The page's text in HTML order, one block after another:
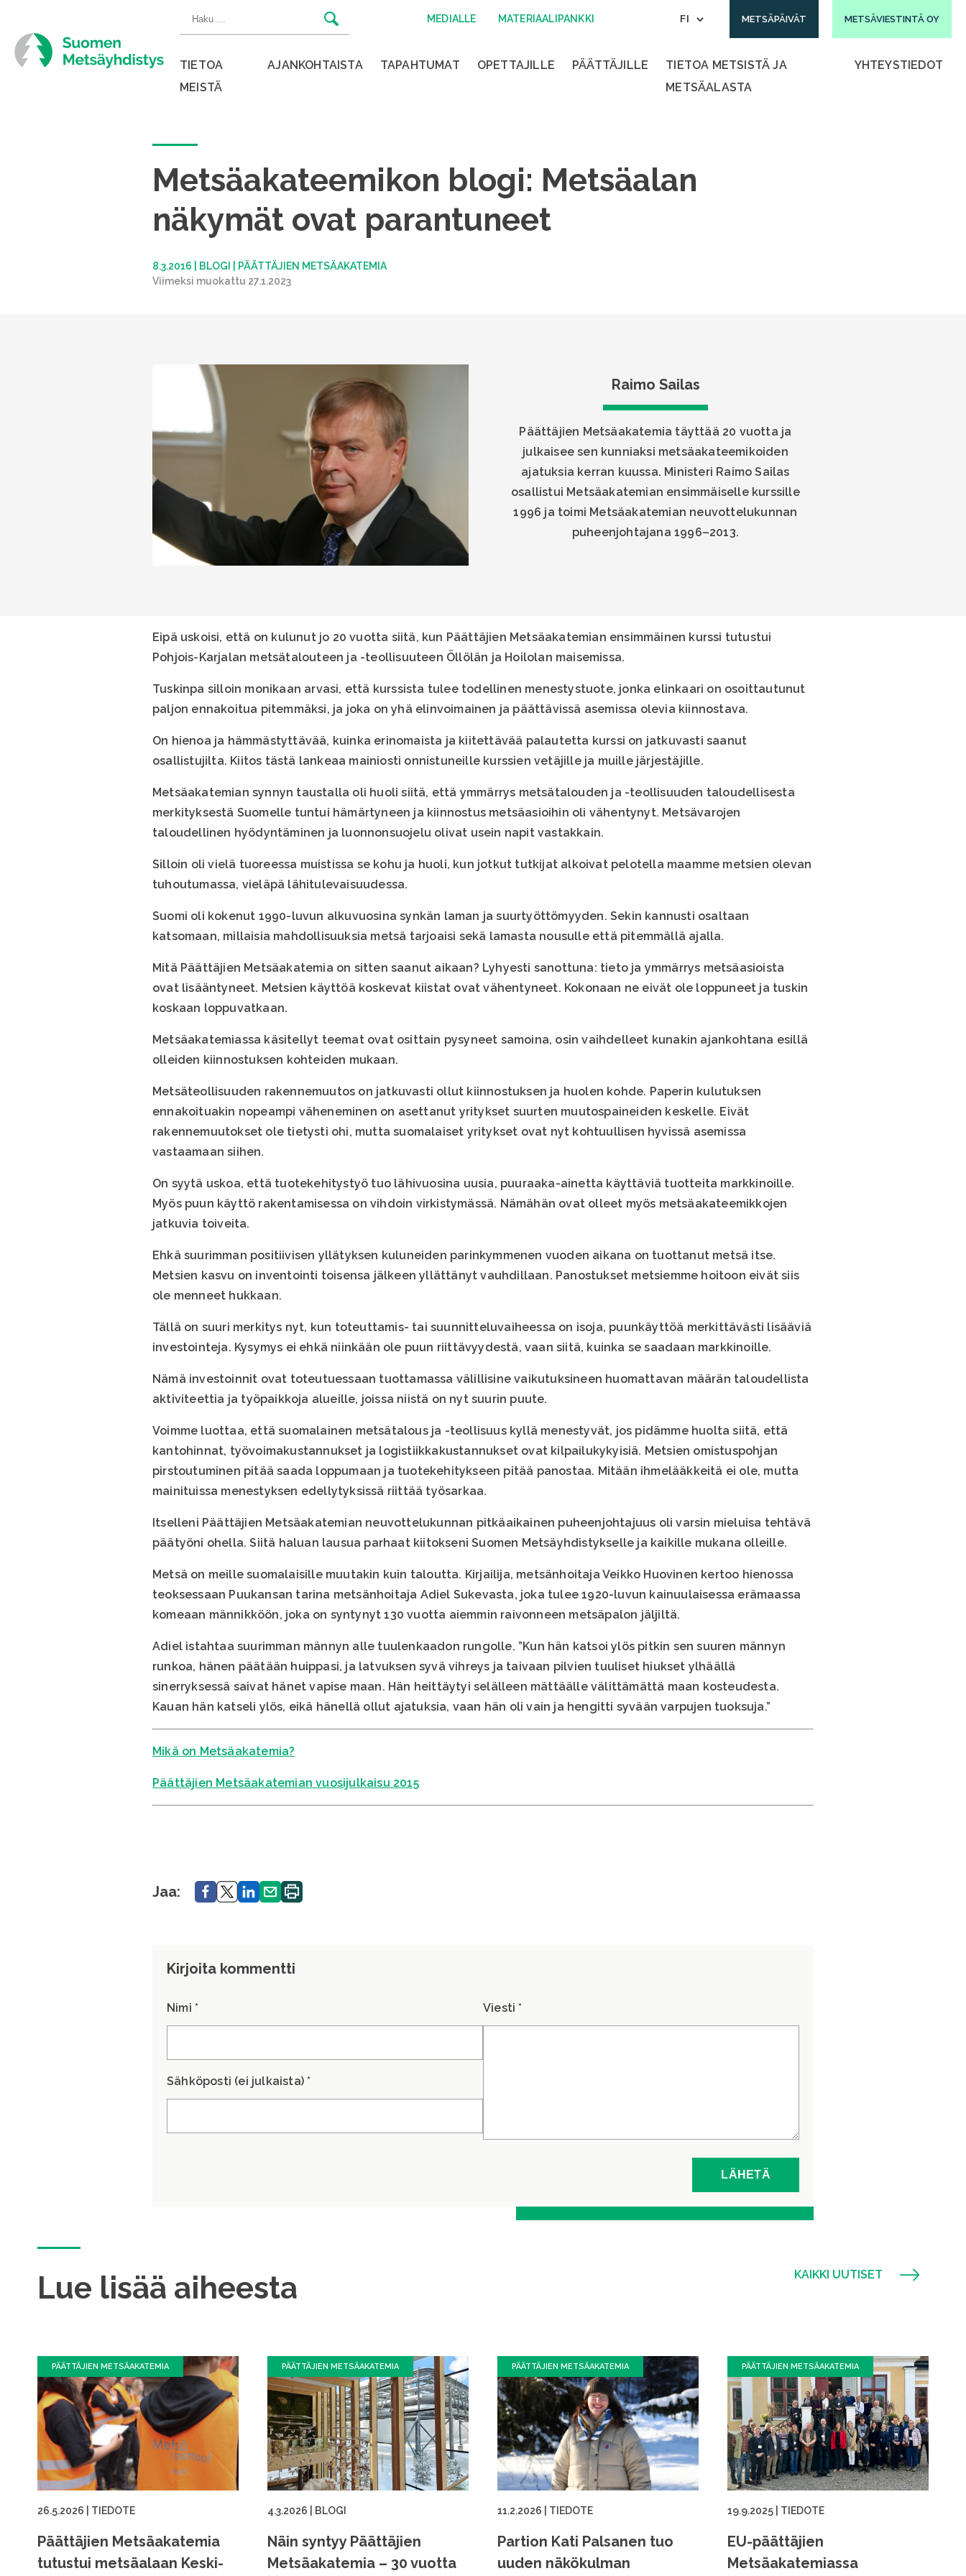
sisältöön
Haku: MEDIALLE MATERIAALIPANKKI METSÄPÄIVÄT METSÄVIESTINTÄ OY
TIETOA
MEISTÄ
AJANKOHTAISTA TAPAHTUMAT OPETTAJILLE PÄÄTTÄJILLE
TIETOA METSISTÄ JA
METSÄALASTA
YHTEYSTIEDOT
Metsäakateemikon blogi: Metsäalan
näkymät ovat parantuneet
8.3.2016 BLOGI
PÄÄTTÄJIEN METSÄAKATEMIA
Viimeksi muokattu 27.1.2023
Raimo Sailas
Päättäjien Metsäakatemia täyttää 20 vuotta ja
julkaisee sen kunniaksi metsäakateemikoiden
ajatuksia kerran kuussa. Ministeri Raimo Sailas
osallistui Metsäakatemian ensimmäiselle kurssille
1996 ja toimi Metsäakatemian neuvottelukunnan
puheenjohtajana 1996–2013.
Eipä uskoisi, että on kulunut jo 20 vuotta siitä, kun Päättäjien Metsäakatemian ensimmäinen kurssi tutustui
Pohjois-Karjalan metsätalouteen ja -teollisuuteen Öllölän ja Hoilolan maisemissa.
Tuskinpa silloin monikaan arvasi, että kurssista tulee todellinen menestystuote, jonka elinkaari on osoittautunut
paljon ennakoitua pitemmäksi, ja joka on yhä elinvoimainen ja päättävissä asemissa olevia kiinnostava.
On hienoa ja hämmästyttävää, kuinka erinomaista ja kiitettävää palautetta kurssi on jatkuvasti saanut
osallistujilta. Kiitos tästä lankeaa mainiosti onnistuneille kurssien vetäjille ja muille järjestäjille.
Metsäakatemian synnyn taustalla oli huoli siitä, että ymmärrys metsätalouden ja -teollisuuden taloudellisesta
merkityksestä Suomelle tuntui hämärtyneen ja kiinnostus metsäasioihin oli vähentynyt. Metsävarojen
taloudellinen hyödyntäminen ja luonnonsuojelu olivat usein napit vastakkain.
Silloin oli vielä tuoreessa muistissa se kohu ja huoli, kun jotkut tutkijat alkoivat pelotella maamme metsien olevan
tuhoutumassa, vieläpä lähitulevaisuudessa.
Suomi oli kokenut 1990-luvun alkuvuosina synkän laman ja suurtyöttömyyden. Sekin kannusti osaltaan
katsomaan, millaisia mahdollisuuksia metsä tarjoaisi sekä lamasta nousulle että pitemmällä ajalla.
Mitä Päättäjien Metsäakatemia on sitten saanut aikaan? Lyhyesti sanottuna: tieto ja ymmärrys metsäasioista
ovat lisääntyneet. Metsien käyttöä koskevat kiistat ovat vähentyneet. Kokonaan ne eivät ole loppuneet ja tuskin
koskaan loppuvatkaan.
Metsäakatemiassa käsitellyt teemat ovat osittain pysyneet samoina, osin vaihdelleet kunakin ajankohtana esillä
olleiden kiinnostuksen kohteiden mukaan.
Metsäteollisuuden rakennemuutos on jatkuvasti ollut kiinnostuksen ja huolen kohde. Paperin kulutuksen
ennakoituakin nopeampi väheneminen on asettanut yritykset suurten muutospaineiden keskelle. Eivät
rakennemuutokset ole tietysti ohi, mutta suomalaiset yritykset ovat nyt kohtuullisen hyvissä asemissa
vastaamaan siihen.
On syytä uskoa, että tuotekehitystyö tuo lähivuosina uusia, puuraaka-ainetta käyttäviä tuotteita markkinoille.
Myös puun käyttö rakentamisessa on vihdoin virkistymässä. Nämähän ovat olleet myös metsäakateemikkojen
jatkuvia toiveita.
Ehkä suurimman positiivisen yllätyksen kuluneiden parinkymmenen vuoden aikana on tuottanut metsä itse.
Metsien kasvu on inventointi toisensa jälkeen yllättänyt vauhdillaan. Panostukset metsiemme hoitoon eivät siis
ole menneet hukkaan.
Tällä on suuri merkitys nyt, kun toteuttamis- tai suunnitteluvaiheessa on isoja, puunkäyttöä merkittävästi lisääviä
investointeja. Kysymys ei ehkä niinkään ole puun riittävyydestä, vaan siitä, kuinka se saadaan markkinoille.
Nämä investoinnit ovat toteutuessaan tuottamassa välillisine vaikutuksineen huomattavan määrän taloudellista
aktiviteettia ja työpaikkoja alueille, joissa niistä on nyt suurin puute.
Voimme luottaa, että suomalainen metsätalous ja -teollisuus kyllä menestyvät, jos pidämme huolta siitä, että
kantohinnat, työvoimakustannukset ja logistiikkakustannukset ovat kilpailukykyisiä. Metsien omistuspohjan
pirstoutuminen pitää saada loppumaan ja tuotekehitykseen pitää panostaa. Mitään ihmelääkkeitä ei ole, mutta
mainituissa menestyksen edellytyksissä riittää työsarkaa.
Itselleni Päättäjien Metsäakatemian neuvottelukunnan pitkäaikainen puheenjohtajuus oli varsin mieluisa tehtävä
päätyöni ohella. Siitä haluan lausua parhaat kiitokseni Suomen Metsäyhdistykselle ja kaikille mukana olleille.
Metsä on meille suomalaisille muutakin kuin taloutta. Kirjailija, metsänhoitaja Veikko Huovinen kertoo hienossa
teoksessaan Puukansan tarina metsänhoitaja Adiel Sukevasta, joka tulee 1920-luvun kainuulaisessa erämaassa
komeaan männikköön, joka on syntynyt 130 vuotta aiemmin raivonneen metsäpalon jäljiltä.
Adiel istahtaa suurimman männyn alle tuulenkaadon rungolle. ”Kun hän katsoi ylös pitkin sen suuren männyn
runkoa, hänen päätään huippasi, ja latvuksen syvä vihreys ja taivaan pilvien tuuliset hiukset ylhäällä
sinerryksessä saivat hänet vapise maan. Hän heittäytyi selälleen mättäälle välittämättä maan kosteudesta.
Kauan hän katseli ylös, eikä hänellä ollut ajatuksia, vaan hän oli vain ja hengitti syvään varpujen tuoksuja.”
Mikä on Metsäakatemia?
Päättäjien Metsäakatemian vuosijulkaisu 2015
Jaa: Jaa. Jaa.Jaa. Jaa. Tulosta
sivu.
Kirjoita kommentti
Nimi *
Sähköposti (ei julkaista) *
Viesti *
Lue lisää aiheesta
PÄÄTTÄJIEN METSÄAKATEMIA
26.5.2026 TIEDOTE
Päättäjien Metsäakatemia
tutustui metsäalaan Keski-
PÄÄTTÄJIEN METSÄAKATEMIA
4.3.2026 BLOGI
Näin syntyy Päättäjien
Metsäakatemia – 30 vuotta
PÄÄTTÄJIEN METSÄAKATEMIA
11.2.2026 TIEDOTE
Partion Kati Palsanen tuo
uuden näkökulman
PÄÄTTÄJIEN METSÄAKATEMIA
19.9.2025 TIEDOTE
EU-päättäjien
Metsäakatemiassa
KAIKKI UUTISET